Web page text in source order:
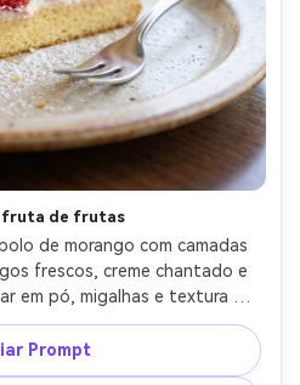
fruta de frutas
de morango com camadas
frescos, creme chantado e
em pó, migalhas e textura de
garfo de sobremesa ao
da janela do café, tirado em
110 mm, f/2.8, detalhe macro,
Prompt